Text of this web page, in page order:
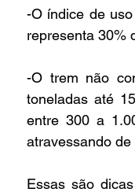
-O índice de
representa 30%
-O trem não
toneladas até
entre 300 a
atravessando
Essas são